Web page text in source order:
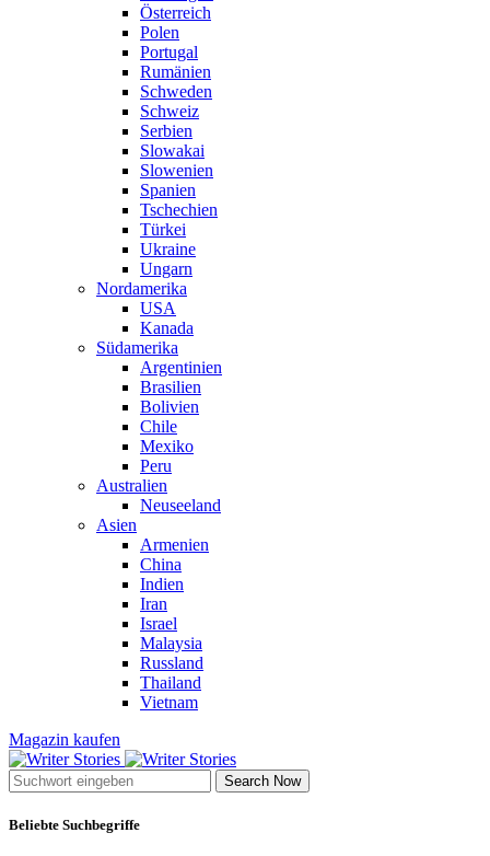
Österreich
Polen
Portugal
Rumänien
Schweden
Schweiz
Serbien
Slowakai
Slowenien
Spanien
Tschechien
Türkei
Ukraine
Ungarn
Nordamerika
USA
Kanada
Südamerika
Argentinien
Brasilien
Bolivien
Chile
Mexiko
Peru
Australien
Neuseeland
Asien
Armenien
China
Indien
Iran
Israel
Malaysia
Russland
Thailand
Vietnam
Magazin kaufen
Search Now
Beliebte Suchbegriffe